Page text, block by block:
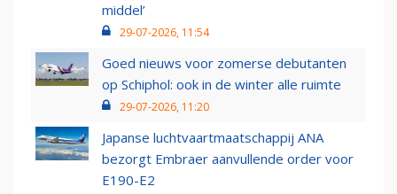
middel’
29-07-2026, 11:54
Goed nieuws voor zomerse debutanten
op Schiphol: ook in de winter alle ruimte
29-07-2026, 11:20
Japanse luchtvaartmaatschappij ANA
bezorgt Embraer aanvullende order voor
E190-E2